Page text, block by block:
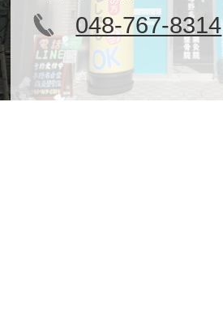
048-767-8314